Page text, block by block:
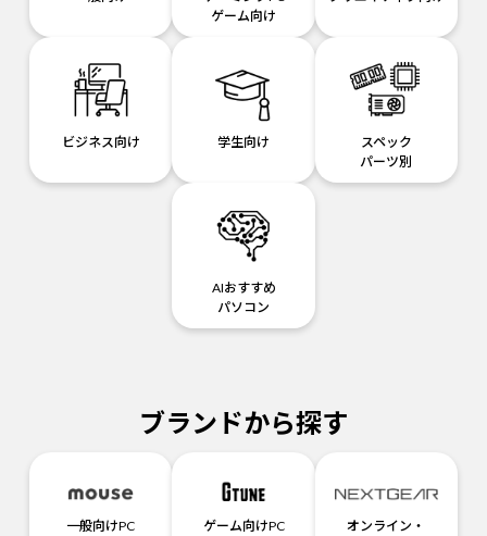
ゲーム向け
ビジネス向け 学生向け
スペック
パーツ別
AIおすすめ
パソコン
ブランドから探す
一般向けPC ゲーム向けPC オンライン・